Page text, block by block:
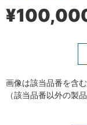
画像は該当品番を含む
（該当品番以外の製